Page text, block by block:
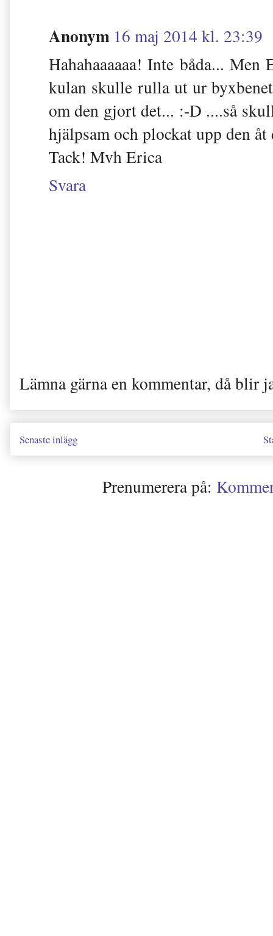
Anonym 16 maj 2014 kl. 23:39
Hahahaaaaaa! Inte båda...
kulan skulle rulla ut ur
om den gjort det... :-D ....så
hjälpsam och plockat upp den
Tack! Mvh Erica
Svara
Lämna gärna en kommentar, då blir
Senaste inlägg
Prenumerera på: